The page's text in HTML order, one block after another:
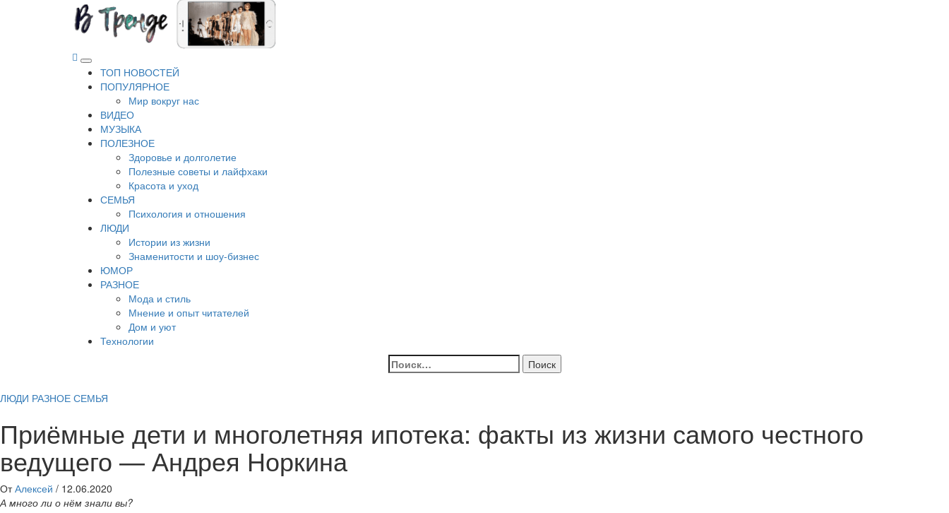
В Тренде
Самые свежие новости интернета
Основное
меню
ТОП НОВОСТЕЙ
ПОПУЛЯРНОЕ
Мир вокруг нас
ВИДЕО
МУЗЫКА
ПОЛЕЗНОЕ
Здоровье и долголетие
Полезные советы и лайфхаки
Красота и уход
СЕМЬЯ
Психология и отношения
ЛЮДИ
Истории из жизни
Знаменитости и шоу-бизнес
ЮМОР
РАЗНОЕ
Мода и стиль
Мнение и опыт читателей
Дом и уют
Технологии
Найти:
ЛЮДИ РАЗНОЕ СЕМЬЯ
Приёмные дети и многолетняя ипотека: факты из жизни самого честного
ведущего — Андрея Норкина
От Алексей / 12.06.2020
А много ли о нём знали вы?